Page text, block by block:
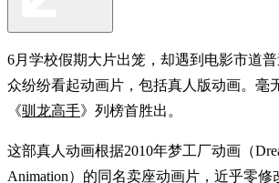
6月学校假期大片出笼，却遇到电影市道
众纷纷看起动画片，包括真人版动画。毫
《驯龙高手》列榜首胜出。
这部真人动画根据2010年梦工厂动画（
Animation）的同名卖座动画片，近乎零修